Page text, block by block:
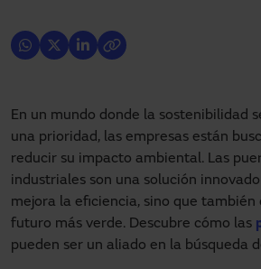
En un mundo donde la sostenibilidad
una prioridad, las empresas están
reducir su impacto ambiental. Las
industriales son una solución
mejora la eficiencia, sino que también
futuro más verde. Descubre cómo las
pueden ser un aliado en la búsqueda